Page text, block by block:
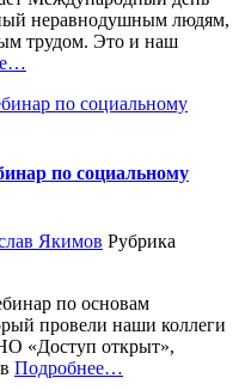
неравнодушным людям,
трудом. Это и наш
«%s»
…
по социальному
Якимов Рубрика
по основам
провели наши коллеги
«Доступ открыт»,
Подробнее«%s»
…